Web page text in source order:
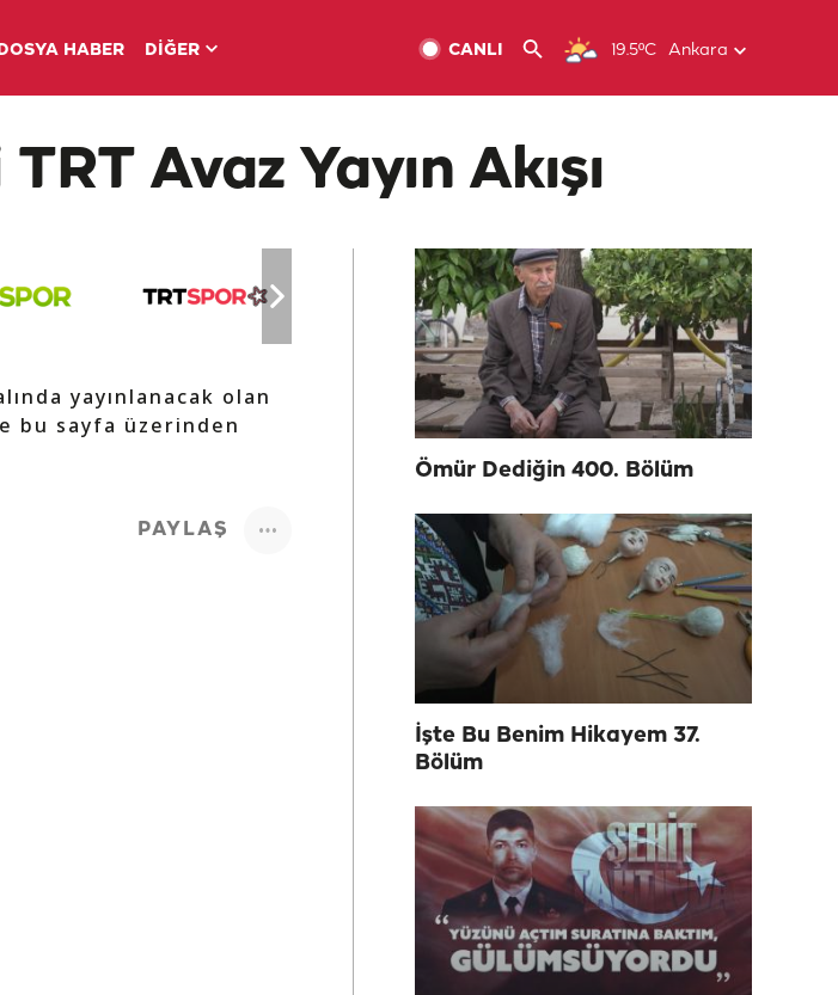
HABER DİĞER 19.5ºC Ankara
CANLI
Avaz Yayın Akışı
yayınlanacak olan
bu sayfa üzerinden
PAYLAŞ
Ömür Dediğin 400. Bölüm
İşte Bu Benim Hikayem 37.
Bölüm